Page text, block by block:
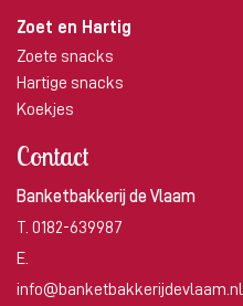
Zoet en Hartig
Zoete snacks
Hartige snacks
Koekjes
Contact
Banketbakkerij de Vlaam
T. 0182-639987
E.
info@banketbakkerijdevlaam.nl